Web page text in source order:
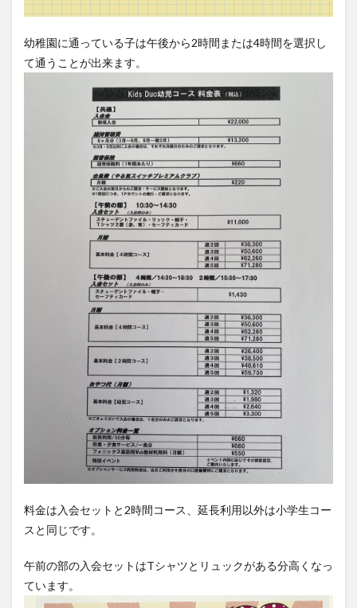
幼稚園に通っている子は午後から2時間または4時間を選択し
て通うことが出来ます。
料金は入会セットと2時間コース、延長利用以外は小学生コー
スと同じです。
午前の部の入会セットはTシャツとリュックがある分高くなっ
ています。